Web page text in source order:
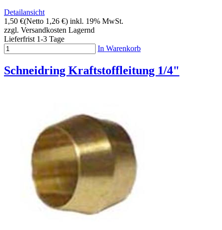
Detailansicht
1,50 €(Netto 1,26 €) inkl. 19% MwSt.
zzgl. Versandkosten Lagernd
Lieferfrist 1-3 Tage
In Warenkorb
Schneidring Kraftstoffleitung 1/4"